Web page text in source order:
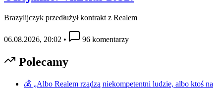
Brazylijczyk przedłużył kontrakt z Realem
06.08.2026, 20:02 • 96 komentarzy
Polecamy
💰 „Albo Realem rządzą niekompetentni ludzie, albo ktoś na